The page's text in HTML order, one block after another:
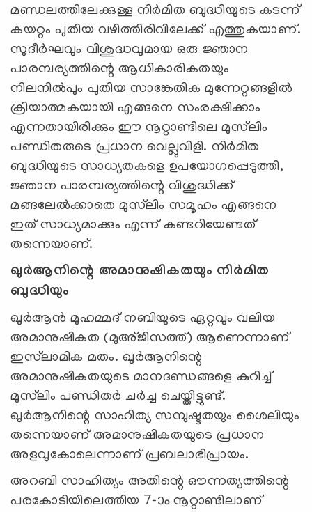
മണ്ഡലത്തിലേക്കുള്ള നിര്‍മിത ബുദ്ധിയുടെ കടന്ന്
കയറ്റം പുതിയ വഴിത്തിരിവിലേക്ക് എത്തുകയാണ്.
സുദീര്‍ഘവും വിശുദ്ധവുമായ ഒരു ജ്ഞാന
പാരമ്പര്യത്തിന്റെ ആധികാരികതയും
നിലനില്‍പും പുതിയ സാങ്കേതിക മുന്നേറ്റങ്ങളില്‍
ക്രിയാത്മകയായി എങ്ങനെ സംരക്ഷിക്കാം
എന്നതായിരിക്കും ഈ നൂറ്റാണ്ടിലെ മുസ്‍ലിം
പണ്ഡിതരുടെ പ്രധാന വെല്ലുവിളി. നിര്‍മിത
ബുദ്ധിയുടെ സാധ്യതകളെ ഉപയോഗപ്പെടുത്തി,
ജ്ഞാന പാരമ്പര്യത്തിന്റെ വിശുദ്ധിക്ക്
മങ്ങലേല്‍ക്കാതെ മുസ്‍ലിം സമൂഹം എങ്ങനെ
ഇത് സാധ്യമാക്കും എന്ന് കണ്ടറിയേണ്ടത്
തന്നെയാണ്.
ഖുര്‍ആനിന്റെ അമാനുഷികതയും നിര്‍മിത
ബുദ്ധിയും
ഖുര്‍ആന്‍ മുഹമ്മദ് നബിയുടെ ഏറ്റവും വലിയ
അമാനുഷികത (മുഅ്ജിസത്ത്) ആണെന്നാണ്
ഇസ്‍ലാമിക മതം. ഖുര്‍ആനിന്റെ
അമാനുഷികതയുടെ മാനദണ്ഡങ്ങളെ കുറിച്ച്
മുസ്‍ലിം പണ്ഡിതര്‍ ചര്‍ച്ച ചെയ്തിട്ടുണ്ട്.
ഖുര്‍ആനിന്റെ സാഹിത്യ സമ്പുഷ്ടതയും ശൈലിയും
തന്നെയാണ് അമാനുഷികതയുടെ പ്രധാന
അളവുകോലെന്നാണ് പ്രബലാഭിപ്രായം.
അറബി സാഹിത്യം അതിന്റെ ഔന്നത്യത്തിന്റെ
പരകോടിയിലെത്തിയ 7-ാം നൂറ്റാണ്ടിലാണ്